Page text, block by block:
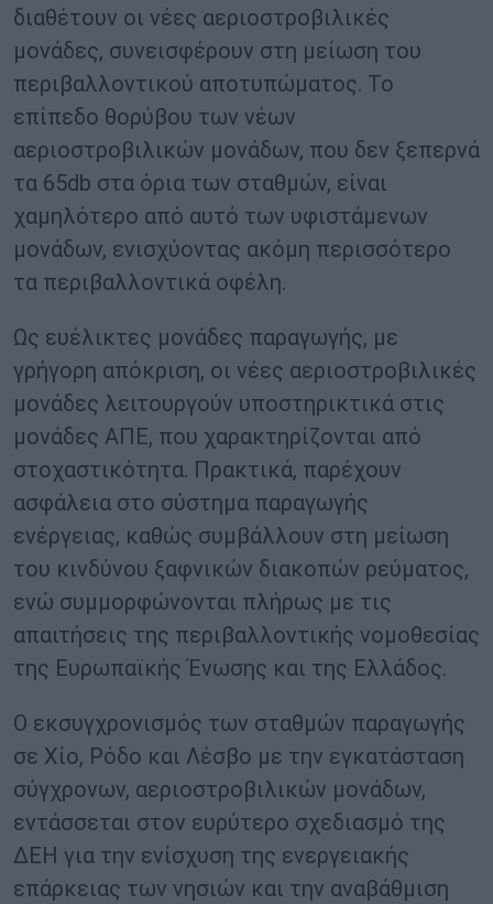
διαθέτουν οι νέες αεριοστροβιλικές
μονάδες, συνεισφέρουν στη μείωση του
περιβαλλοντικού αποτυπώματος. Το
επίπεδο θορύβου των νέων
αεριοστροβιλικών μονάδων, που δεν ξεπερνά
τα 65db στα όρια των σταθμών, είναι
χαμηλότερο από αυτό των υφιστάμενων
μονάδων, ενισχύοντας ακόμη περισσότερο
τα περιβαλλοντικά οφέλη.
Ως ευέλικτες μονάδες παραγωγής, με
γρήγορη απόκριση, οι νέες αεριοστροβιλικές
μονάδες λειτουργούν υποστηρικτικά στις
μονάδες ΑΠΕ, που χαρακτηρίζονται από
στοχαστικότητα. Πρακτικά, παρέχουν
ασφάλεια στο σύστημα παραγωγής
ενέργειας, καθώς συμβάλλουν στη μείωση
του κινδύνου ξαφνικών διακοπών ρεύματος,
ενώ συμμορφώνονται πλήρως με τις
απαιτήσεις της περιβαλλοντικής νομοθεσίας
της Ευρωπαϊκής Ένωσης και της Ελλάδος.
Ο εκσυγχρονισμός των σταθμών παραγωγής
σε Χίο, Ρόδο και Λέσβο με την εγκατάσταση
σύγχρονων, αεριοστροβιλικών μονάδων,
εντάσσεται στον ευρύτερο σχεδιασμό της
ΔΕΗ για την ενίσχυση της ενεργειακής
επάρκειας των νησιών και την αναβάθμιση